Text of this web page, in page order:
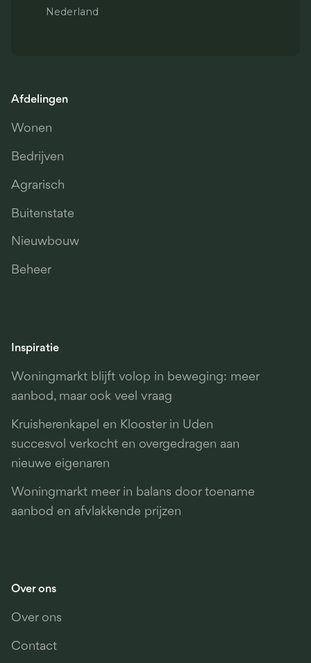
Nederland
Afdelingen
Wonen
Bedrijven
Agrarisch
Buitenstate
Nieuwbouw
Beheer
Inspiratie
Woningmarkt blijft volop in beweging: meer
aanbod, maar ook veel vraag
Kruisherenkapel en Klooster in Uden
succesvol verkocht en overgedragen aan
nieuwe eigenaren
Woningmarkt meer in balans door toename
aanbod en afvlakkende prijzen
Over ons
Over ons
Contact